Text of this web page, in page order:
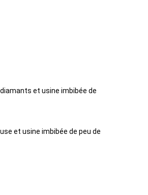
et usine imbibée de
et usine imbibée de peu de